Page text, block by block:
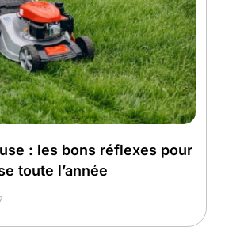
: les bons réflexes pour
toute l’année